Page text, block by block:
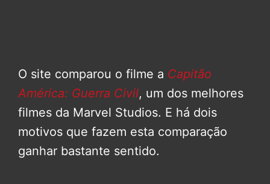
O site comparou o filme a Capitão
América: Guerra Civil, um dos melhores
filmes da Marvel Studios. E há dois
motivos que fazem esta comparação
ganhar bastante sentido.